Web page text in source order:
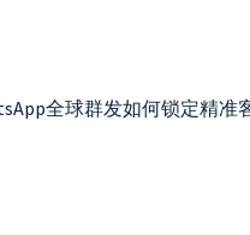
全球群发如何锁定精准